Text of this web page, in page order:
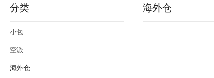
分类
小包
空派
海外仓
海外仓